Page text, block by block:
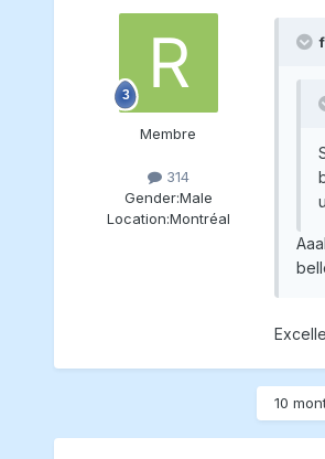
Membre
314
Gender:Male
Location:Montréal
10